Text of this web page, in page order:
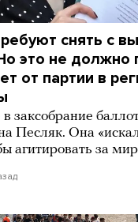
снять с
это не должно
от партии в
заксобрание
Песляк. Она
агитировать за мир